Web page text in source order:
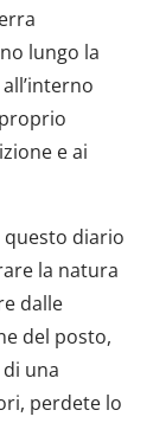
lungo la
e ai
diario
la natura
dalle
del posto,
una
perdete lo